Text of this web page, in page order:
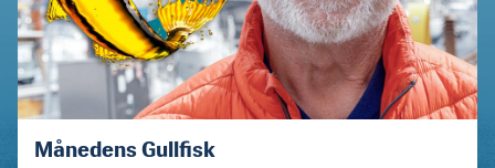
Månedens Gullfisk